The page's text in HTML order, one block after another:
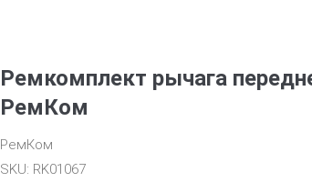
Ремкомплект рычага
РемКом
РемКом
SKU: RK01067